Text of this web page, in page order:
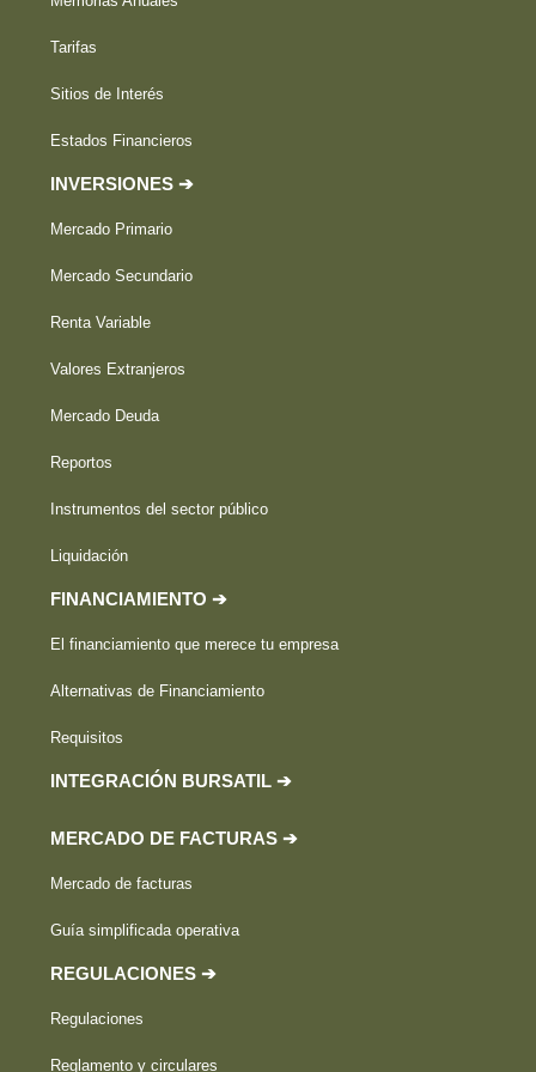
Tarifas
Sitios de Interés
Estados Financieros
INVERSIONES ➔
Mercado Primario
Mercado Secundario
Renta Variable
Valores Extranjeros
Mercado Deuda
Reportos
Instrumentos del sector público
Liquidación
FINANCIAMIENTO ➔
El financiamiento que merece tu empresa
Alternativas de Financiamiento
Requisitos
INTEGRACIÓN BURSATIL ➔
MERCADO DE FACTURAS ➔
Mercado de facturas
Guía simplificada operativa
REGULACIONES ➔
Regulaciones
Reglamento y circulares